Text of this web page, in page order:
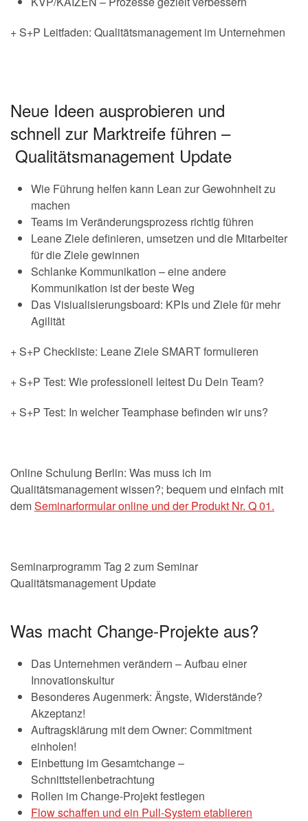
+ S+P Leitfaden: Qualitätsmanagement im Unternehmen
Neue Ideen ausprobieren und
schnell zur Marktreife führen –
Qualitätsmanagement Update
Wie Führung helfen kann Lean zur Gewohnheit zu
machen
Teams im Veränderungsprozess richtig führen
Leane Ziele definieren, umsetzen und die Mitarbeiter
für die Ziele gewinnen
Schlanke Kommunikation – eine andere
Kommunikation ist der beste Weg
Das Visiualisierungsboard: KPIs und Ziele für mehr
Agilität
+ S+P Checkliste: Leane Ziele SMART formulieren
+ S+P Test: Wie professionell leitest Du Dein Team?
+ S+P Test: In welcher Teamphase befinden wir uns?
Online Schulung Berlin: Was muss ich im
Qualitätsmanagement wissen?; bequem und einfach mit
demSeminarformular online und der Produkt Nr. Q 01.
Seminarprogramm Tag 2 zum Seminar
Qualitätsmanagement Update
Was macht Change-Projekte aus?
Das Unternehmen verändern – Aufbau einer
Innovationskultur
Besonderes Augenmerk: Ängste, Widerstände?
Akzeptanz!
Auftragsklärung mit dem Owner: Commitment
einholen!
Einbettung im Gesamtchange –
Schnittstellenbetrachtung
Rollen im Change-Projekt festlegen
Flow schaffen und ein Pull-System etablieren